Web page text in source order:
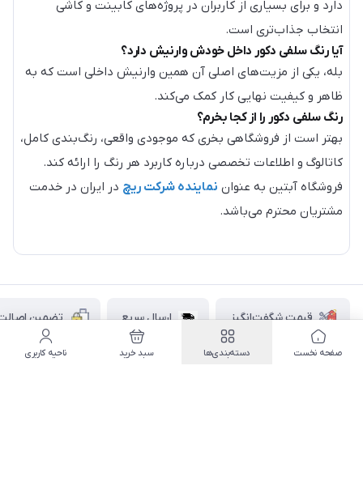
دارد و برای بسیاری از کاربران در پروژه‌های کابینت و کاشی
انتخاب جذاب‌تری است.
آیا رنگ سلفی دکور داخل خودش وارنیش دارد؟
بله، یکی از مزیت‌های اصلی آن همین وارنیش داخلی است که به
ظاهر و کیفیت نهایی کار کمک می‌کند.
رنگ سلفی دکور را از کجا بخرم؟
بهتر است از فروشگاهی بخری که موجودی واقعی، رنگ‌بندی کامل،
کاتالوگ و اطلاعات تخصصی درباره کاربرد هر رنگ را ارائه کند.
فروشگاه آبتین به عنوان نماینده شرکت ریچ در ایران در خدمت
مشتریان محترم می‌باشد.
قیمت شگفت‌انگیز ارسال سریع تضمین اصالت
صفحه نخست دسته‌بندی‌ها سبد خرید ناحیه کاربری